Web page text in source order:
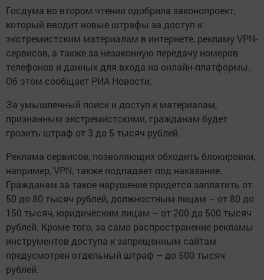
Госдума во втором чтении одобрила законопроект,
который вводит новые штрафы за доступ к
экстремистским материалам в интернете, рекламу VPN-
сервисов, а также за незаконную передачу номеров
телефонов и данных для входа на онлайн-платформы.
Об этом сообщает РИА Новости.
За умышленный поиск и доступ к материалам,
признанным экстремистскими, гражданам будет
грозить штраф от 3 до 5 тысяч рублей.
Реклама сервисов, позволяющих обходить блокировки,
например, VPN, также подпадает под наказание.
Гражданам за такое нарушение придется заплатить от
50 до 80 тысяч рублей, должностным лицам – от 80 до
150 тысяч, юридическим лицам – от 200 до 500 тысяч
рублей. Кроме того, за само распространение рекламы
инструментов доступа к запрещенным сайтам
предусмотрен отдельный штраф – до 500 тысяч
рублей.